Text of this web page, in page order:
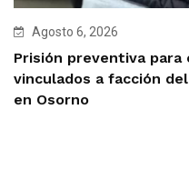
Agosto 6, 2026
Prisión preventiva
vinculados a facción
en Osorno